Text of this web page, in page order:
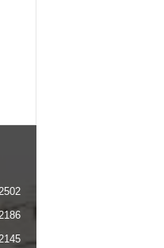
2502
2145